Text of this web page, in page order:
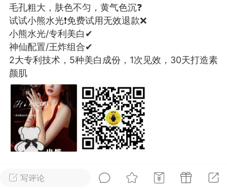
每次200金币
熊 肤色重建术
卡卡溶脂
斑术
DR.YY面膜
妍
美业357 卡卡一针轻
Lv.3
26 23:30
电脑端 新品推荐
闪充小白罐
本/双效闪充，养出紧致小白脸！一、项
充小白罐 = 闪充大白肌（仪器）× 草本
护...写评论
毛孔粗大，肤色不匀，黄气色沉❓
试试小熊水光❗免费试用无效退款❌
小熊水光/专利美白✔
神仙配置/王炸组合✔
2大专利技术，5种美白成份，1次见效，30天打造素
颜肌
小熊水光